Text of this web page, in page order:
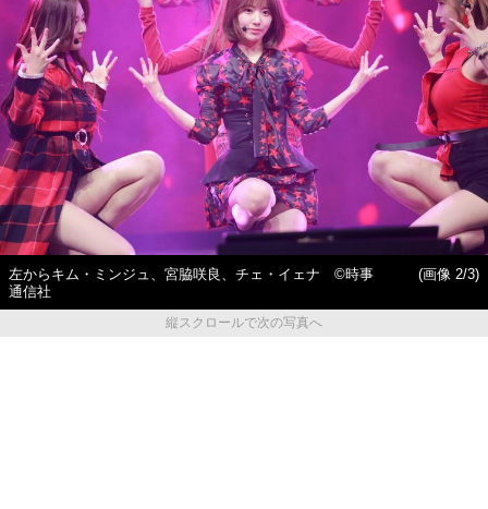
左からキム・ミンジュ、宮脇咲良、チェ・イェナ ©時事
通信社
(画像 2/3)
縦スクロールで次の写真へ